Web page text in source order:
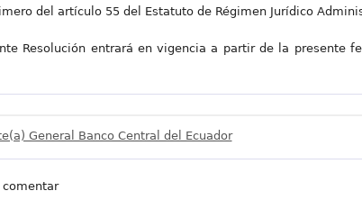
del artículo 55 del Estatuto de Régimen Jurídico
Resolución entrará en vigencia a partir de la presente
General Banco Central del Ecuador
comentar